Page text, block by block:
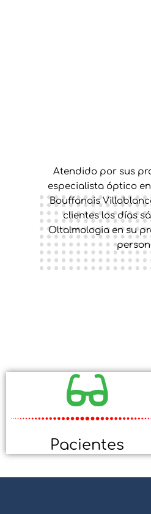
Atendido por sus
especialista óptico
Bouffanais
clientes los días
Oltalmologia en su
Pacientes